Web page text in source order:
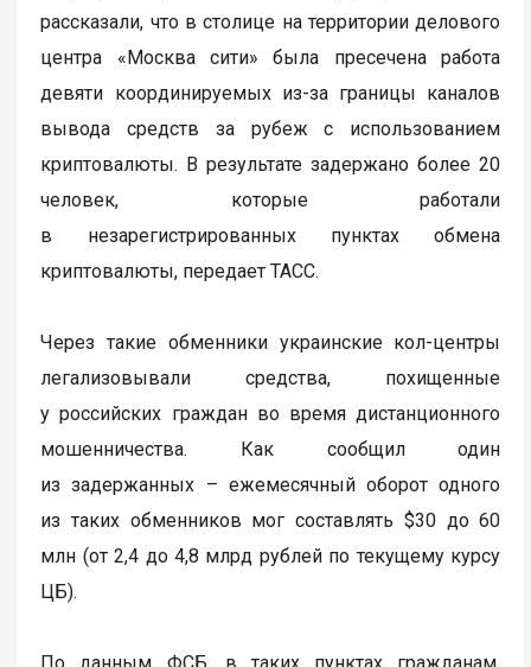
рассказали, что в столице на территории делового
центра «Москва сити» была пресечена работа
девяти координируемых из-за границы каналов
вывода средств за рубеж с использованием
криптовалюты. В результате задержано более 20
человек, которые работали
в незарегистрированных пунктах обмена
криптовалюты, передает ТАСС.
Через такие обменники украинские кол-центры
легализовывали средства, похищенные
у российских граждан во время дистанционного
мошенничества. Как сообщил один
из задержанных – ежемесячный оборот одного
из таких обменников мог составлять $30 до 60
млн (от 2,4 до 4,8 млрд рублей по текущему курсу
ЦБ).